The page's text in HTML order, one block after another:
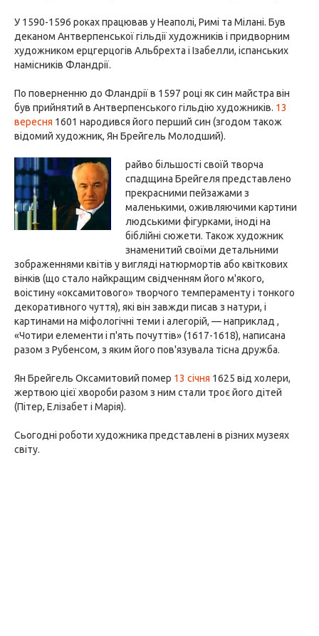
У 1590-1596 роках працював у Неаполі, Римі та Мілані. Був
деканом Антверпенської гільдії художників і придворним
художником ерцгерцогів Альбрехта і Ізабелли, іспанських
намісників Фландрії.
По поверненню до Фландрії в 1597 році як син майстра він
був прийнятий в Антверпенського гільдію художників. 13
вересня 1601 народився його перший син (згодом також
відомий художник, Ян Брейгель Молодший).
райво більшості своїй творча
спадщина Брейгеля представлено
прекрасними пейзажами з
маленькими, оживляючими картини
людськими фігурками, іноді на
біблійні сюжети. Також художник
знаменитий своїми детальними
зображеннями квітів у вигляді натюрмортів або квіткових
вінків (що стало найкращим свідченням його м'якого,
воістину «оксамитового» творчого темпераменту і тонкого
декоративного чуття), які він завжди писав з натури, і
картинами на міфологічні теми і алегорій, — наприклад ,
«Чотири елементи і п'ять почуттів» (1617-1618), написана
разом з Рубенсом, з яким його пов'язувала тісна дружба.
Ян Брейгель Оксамитовий помер 13 січня 1625 від холери,
жертвою цієї хвороби разом з ним стали троє його дітей
(Пітер, Елізабет і Марія).
Сьогодні роботи художника представлені в різних музеях
світу.